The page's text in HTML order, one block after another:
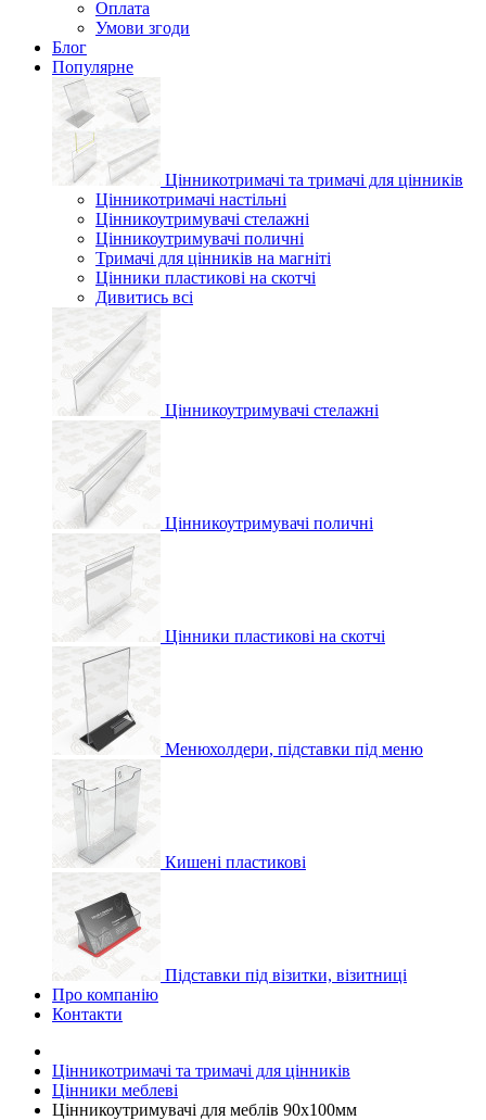
Оплата
Умови згоди
Блог
Популярне
Цінникотримачі та тримачі для цінників
Цінникотримачі настільні
Цінникоутримувачі стелажні
Цінникоутримувачі поличні
Тримачі для цінників на магніті
Цінники пластикові на скотчі
Дивитись всі
Цінникоутримувачі стелажні
Цінникоутримувачі поличні
Цінники пластикові на скотчі
Менюхолдери, підставки під меню
Кишені пластикові
Підставки під візитки, візитниці
Про компанію
Контакти
Цінникотримачі та тримачі для цінників
Цінники меблеві
Цінникоутримувачі для меблів 90x100мм